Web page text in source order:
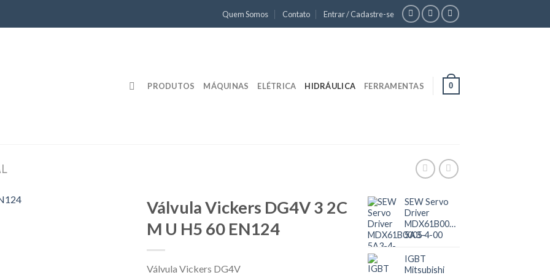
Quem Somos Contato Entrar / Cadastre-se
PRODUTOS MÁQUINAS ELÉTRICA HIDRÁULICA FERRAMENTAS 0
Válvula Vickers DG4V 3 2C
M U H5 60 EN124
Válvula Vickers DG4V
SEW Servo
Driver
MDX61B0005-
5A3-4-00
IGBT
Mitsubishi